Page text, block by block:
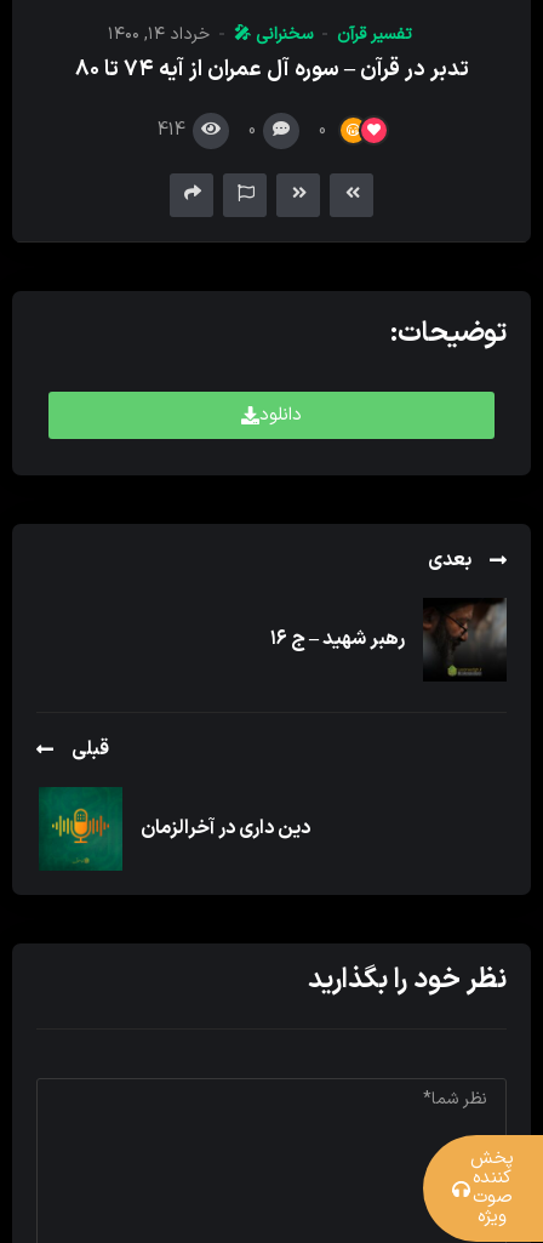
تفسیر قرآن سخنرانی 🎤 خرداد ۱۴, ۱۴۰۰
تدبر در قرآن – سوره آل عمران از آیه ۷۴ تا ۸۰
0
0
414
توضیحات:
دانلود
بعدی
رهبر شهید – ج ۱۶
قبلی
دین داری در آخرالزمان
نظر خود را بگذارید
پخش
کننده
صوت
ویژه